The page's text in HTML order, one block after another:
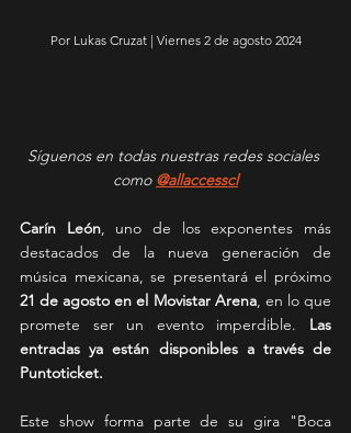
Por Lukas Cruzat | Viernes 2 de agosto 2024
Síguenos en todas nuestras redes sociales
como @allaccesscl
Carín León, uno de los exponentes más
destacados de la nueva generación de
21 de agosto en el Movistar Arena, en lo que
promete ser un evento imperdible. Las
entradas ya están disponibles a través de
Puntoticket.
Este show forma parte de su gira "Boca